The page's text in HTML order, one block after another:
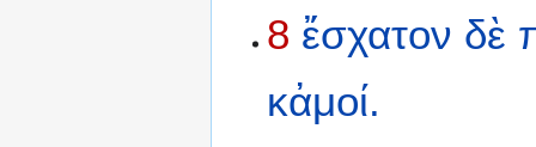
8 ἔσχατον δὲ
κἀμοί.